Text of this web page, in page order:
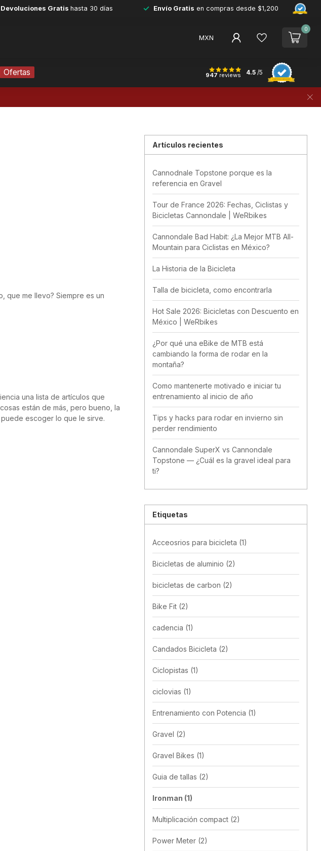
Devoluciones Gratis hasta 30 días Envío Gratis en compras desde $1,200
MXN
0
Ofertas 947 reviews 4.5 /5
que me llevo? Siempre es un
una lista de artículos que
están de más, pero bueno, la
escoger lo que le sirve.
Artículos recientes
Cannodnale Topstone porque es la
referencia en Gravel
Tour de France 2026: Fechas, Ciclistas y
Bicicletas Cannondale | WeRbikes
Cannondale Bad Habit: ¿La Mejor MTB All-
Mountain para Ciclistas en México?
La Historia de la Bicicleta
Talla de bicicleta, como encontrarla
Hot Sale 2026: Bicicletas con Descuento en
México | WeRbikes
¿Por qué una eBike de MTB está
cambiando la forma de rodar en la
montaña?
Como mantenerte motivado e iniciar tu
entrenamiento al inicio de año
Tips y hacks para rodar en invierno sin
perder rendimiento
Cannondale SuperX vs Cannondale
Topstone — ¿Cuál es la gravel ideal para
ti?
Etiquetas
Acceosrios para bicicleta (1)
Bicicletas de aluminio (2)
bicicletas de carbon (2)
Bike Fit (2)
cadencia (1)
Candados Bicicleta (2)
Ciclopistas (1)
ciclovias (1)
Entrenamiento con Potencia (1)
Gravel (2)
Gravel Bikes (1)
Guia de tallas (2)
Ironman (1)
Multiplicación compact (2)
Power Meter (2)